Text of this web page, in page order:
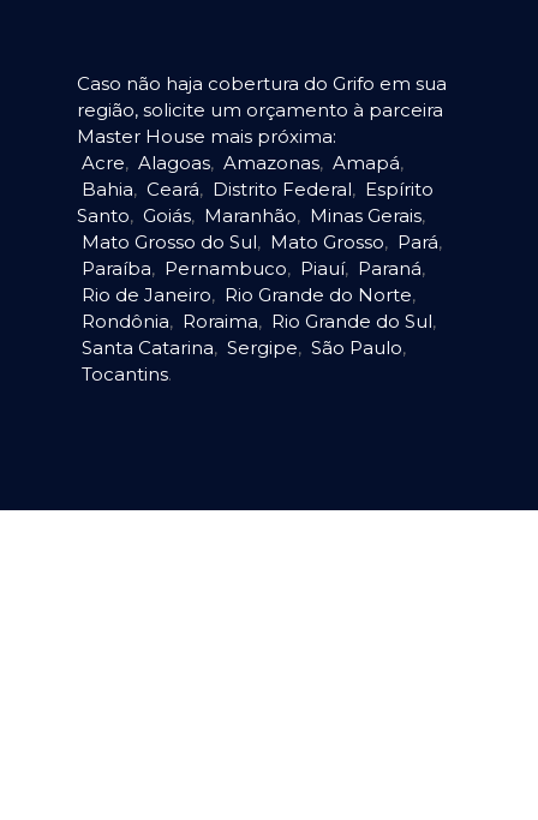
Caso não haja cobertura do Grifo em sua
região, solicite um orçamento à parceira
Master House mais próxima:
Acre, Alagoas, Amazonas, Amapá,
Bahia, Ceará, Distrito Federal, Espírito
Santo, Goiás, Maranhão, Minas Gerais,
Mato Grosso do Sul, Mato Grosso, Pará,
Paraíba, Pernambuco, Piauí, Paraná,
Rio de Janeiro, Rio Grande do Norte,
Rondônia, Roraima, Rio Grande do Sul,
Santa Catarina, Sergipe, São Paulo,
Tocantins.